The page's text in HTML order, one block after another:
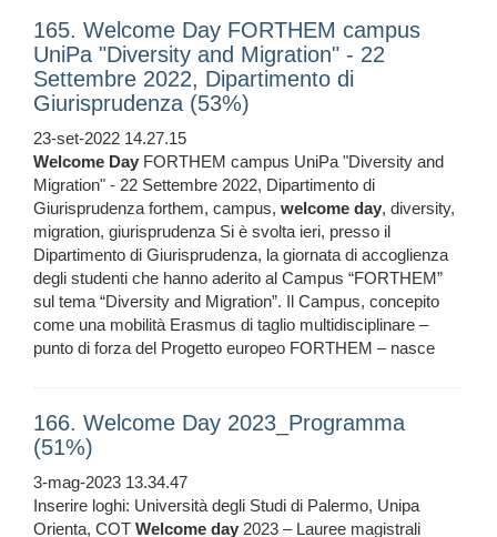
165. Welcome Day FORTHEM campus
UniPa "Diversity and Migration" - 22
Settembre 2022, Dipartimento di
Giurisprudenza (53%)
23-set-2022 14.27.15
Welcome Day FORTHEM campus UniPa "Diversity and
Migration" - 22 Settembre 2022, Dipartimento di
Giurisprudenza forthem, campus, welcome day, diversity,
migration, giurisprudenza Si è svolta ieri, presso il
Dipartimento di Giurisprudenza, la giornata di accoglienza
degli studenti che hanno aderito al Campus “FORTHEM”
sul tema “Diversity and Migration”. Il Campus, concepito
come una mobilità Erasmus di taglio multidisciplinare –
punto di forza del Progetto europeo FORTHEM – nasce
166. Welcome Day 2023_Programma
(51%)
3-mag-2023 13.34.47
Inserire loghi: Università degli Studi di Palermo, Unipa
Orienta, COT Welcome day 2023 – Lauree magistrali